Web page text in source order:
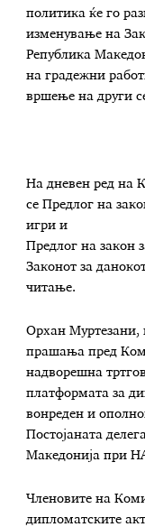
политика ќе го
изменување на
Република
на градежни
вршење на други
На дневен ред на
се Предлог на
игри и
Предлог на закон
Законот за
читање.
Орхан Муртезани,
прашања пред
надворешна
платформата за
вонреден и
Постојаната
Македонија при
Членовите на
дипломатските